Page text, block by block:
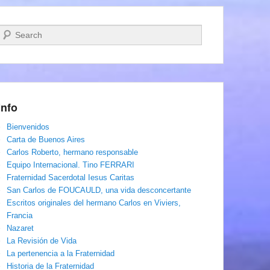
Buscar
Bienvenidos
Carta de Buenos Aires
Carlos Roberto, hermano responsable
Equipo Internacional. Tino FERRARI
Fraternidad Sacerdotal Iesus Caritas
San Carlos de FOUCAULD, una vida desconcertante
Escritos originales del hermano Carlos en Viviers,
Francia
Nazaret
La Revisión de Vida
La pertenencia a la Fraternidad
Historia de la Fraternidad